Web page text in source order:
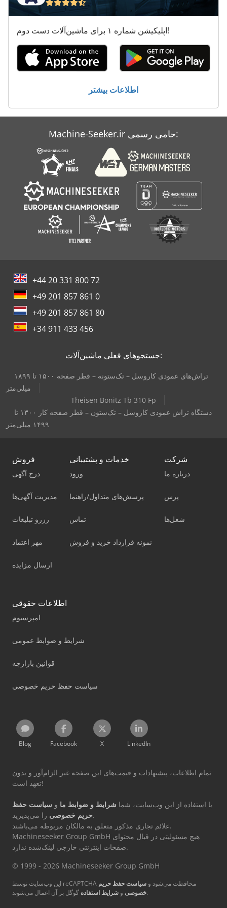
طرف لودر
ماشین های مرتب کننده
اپلیکیشن شماره ۱ برای ماشین‌آلات دست دوم!
اطلاعات بیشتر
Machine-Seeker.ir حامی رسمی:
+44 20 331 800 72
+49 201 857 861 0
+49 201 857 861 80
+34 911 433 456
جستجوهای فعلی ماشین‌آلات:
تراش‌های عمودی کاروسل – تک‌ستونه – قطر صفحه ۱۵۰۰ تا ۱۸۹۹
میلی‌متر
Theisen Bonitz Tb 310 Fp
دستگاه تراش عمودی کاروسل – تک‌ستون – قطر صفحه کار ۱۳۰۰ تا
۱۴۹۹ میلی‌متر
فروش
درج آگهی
مدیریت آگهی‌ها
رزرو تبلیغات
مهر اعتماد
ارسال مزایده
خدمات و پشتیبانی
ورود
پرسش‌های متداول/راهنما
تماس
نمونه قرارداد خرید و فروش
شرکت
درباره ما
پرس
شغل‌ها
اطلاعات حقوقی
امپرسیوم
شرایط و ضوابط عمومی
قوانین بازارچه
سیاست حفظ حریم خصوصی
Blog Facebook X LinkedIn
تمام اطلاعات، پیشنهادات و قیمت‌های این صفحه غیر الزام‌آور و بدون
تعهد است!
با استفاده از این وب‌سایت، شما شرایط و ضوابط ما و سیاست حفظ
حریم خصوصیرا می‌پذیرید.
علائم تجاری مذکور متعلق به مالکان مربوطه می‌باشند.
Machineseeker Group GmbH هیچ مسئولیتی در قبال محتوای
صفحات اینترنتی خارجی لینک‌شده ندارد.
© 1999 - 2026 Machineseeker Group GmbH
این وب‌سایت توسط reCAPTCHA محافظت می‌شود و سیاست حفظ حریم
خصوصی و شرایط استفاده گوگل بر آن اعمال می‌شوند.